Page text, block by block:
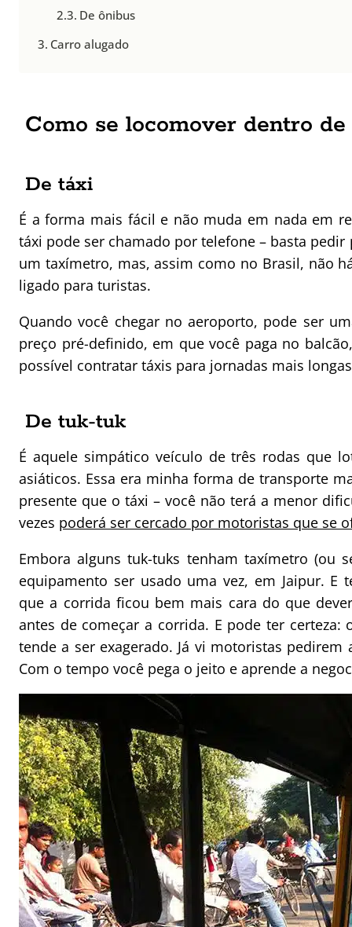
De ônibus
Carro alugado
Como se locomover dentro
De táxi
É a forma mais fácil e não muda em nada em
táxi pode ser chamado por telefone – basta
um taxímetro, mas, assim como no Brasil, não
ligado para turistas.
Quando você chegar no aeroporto, pode ser
preço pré-definido, em que você paga no
possível contratar táxis para jornadas mais
De tuk-tuk
É aquele simpático veículo de três rodas que
asiáticos. Essa era minha forma de transporte
presente que o táxi – você não terá a menor
vezes poderá ser cercado por motoristas que se
Embora alguns tuk-tuks tenham taxímetro (ou
equipamento ser usado uma vez, em Jaipur. E
que a corrida ficou bem mais cara do que
antes de começar a corrida. E pode ter
tende a ser exagerado. Já vi motoristas
Com o tempo você pega o jeito e aprende a